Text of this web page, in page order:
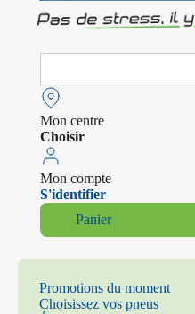
Search
Mon centre
Choisir
Mon compte
S'identifier
Panier
Promotions du moment
Choisissez vos pneus